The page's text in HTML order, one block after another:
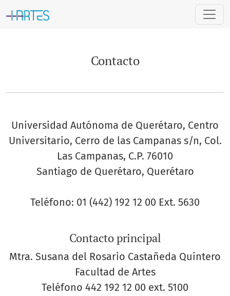
Contacto
Universidad Autónoma de Querétaro, Centro
Universitario, Cerro de las Campanas s/n, Col.
Las Campanas, C.P. 76010
Santiago de Querétaro, Querétaro
Teléfono: 01 (442) 192 12 00 Ext. 5630
Contacto principal
Mtra. Susana del Rosario Castañeda Quintero
Facultad de Artes
Teléfono 442 192 12 00 ext. 5100